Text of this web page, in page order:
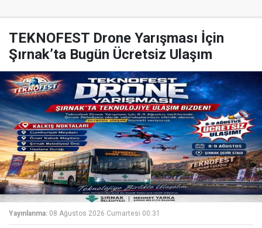
TEKNOFEST Drone Yarışması İçin
Şırnak’ta Bugün Ücretsiz Ulaşım
Yayınlanma: 08 Ağustos 2026 Cumartesi 00:31